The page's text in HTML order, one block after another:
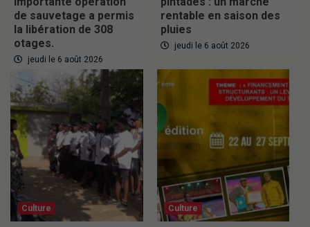
de sauvetage a permis
la libération de 308
otages.
jeudi le 6 août 2026
rentable en saison des
pluies
jeudi le 6 août 2026
Culture Culture